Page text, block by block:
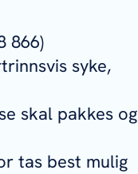
866)
syke,
skal pakkes og
tas best mulig